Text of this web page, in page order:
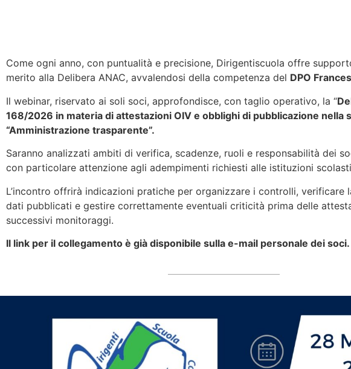
Come ogni anno, con puntualità e precisione, Dirigentiscuola offre
merito alla Delibera ANAC, avvalendosi della competenza del DPO
Il webinar, riservato ai soli soci, approfondisce, con taglio operativo, la “
168/2026 in materia di attestazioni OIV e obblighi di pubblicazione nella
“Amministrazione trasparente”.
Saranno analizzati ambiti di verifica, scadenze, ruoli e responsabilità dei
con particolare attenzione agli adempimenti richiesti alle istituzioni
L’incontro offrirà indicazioni pratiche per organizzare i controlli, verificare
dati pubblicati e gestire correttamente eventuali criticità prima delle
successivi monitoraggi.
Il link per il collegamento è già disponibile sulla e-mail personale dei soci.